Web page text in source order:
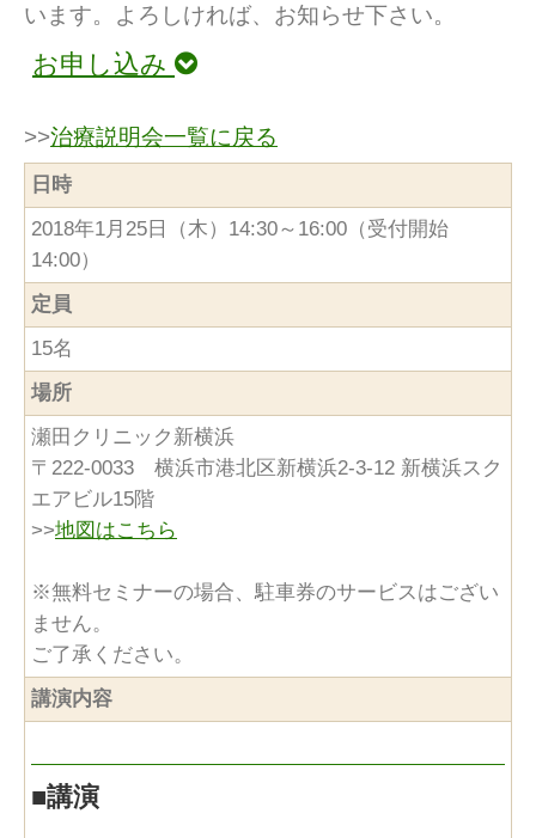
います。よろしければ、お知らせ下さい。
お申し込み
>>治療説明会一覧に戻る
日時
2018年1月25日（木）14:30～16:00（受付開始
14:00）
定員
15名
場所
瀬田クリニック新横浜
〒222-0033 横浜市港北区新横浜2-3-12 新横浜スク
エアビル15階
>>地図はこちら
※無料セミナーの場合、駐車券のサービスはござい
ません。
ご了承ください。
講演内容
■講演